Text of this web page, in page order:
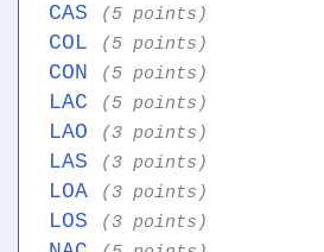
CAS (5 points)
COL (5 points)
CON (5 points)
LAC (5 points)
LAO (3 points)
LAS (3 points)
LOA (3 points)
LOS (3 points)